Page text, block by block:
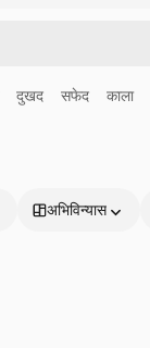
दुखद सफेद काला
अभिविन्यास